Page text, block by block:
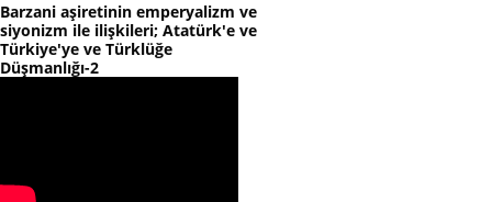
Barzani aşiretinin emperyalizm ve
siyonizm ile ilişkileri; Atatürk'e ve
Türkiye'ye ve Türklüğe
Düşmanlığı-2